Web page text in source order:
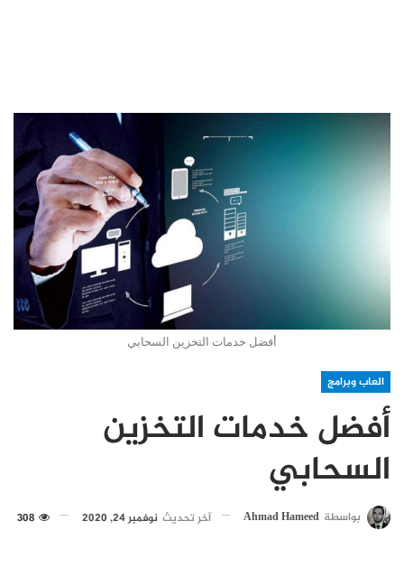
أفضل خدمات التخزين السحابي
العاب وبرامج
أفضل خدمات التخزين
السحابي
بواسطة Ahmad Hameed آخر تحديث نوفمبر 24, 2020